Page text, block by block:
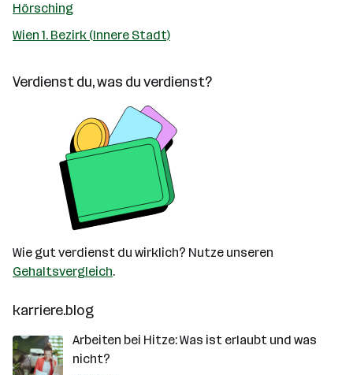
Hörsching
Wien 1. Bezirk (Innere Stadt)
Verdienst du, was du verdienst?
Wie gut verdienst du wirklich? Nutze unseren
Gehaltsvergleich.
karriere.blog
Arbeiten bei Hitze: Was ist erlaubt und was
nicht?